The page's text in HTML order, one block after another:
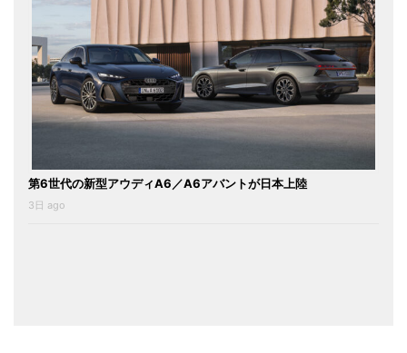
第6世代の新型アウディA6／A6アバントが日本上陸
3日 ago